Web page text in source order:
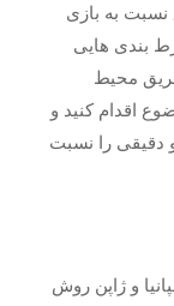
نسبت به بازی
بندی هایی
محیط
اقدام کنید و
دقیقی را نسبت
و ژاپن روش